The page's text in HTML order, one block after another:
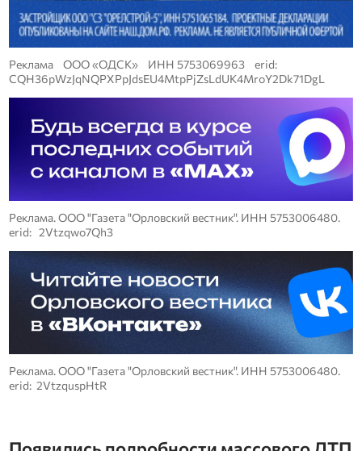
Реклама ООО «ОДСК» ИНН 5753069963 erid:
CQH36pWzJqNQPXPpJdsEU4MtpPjZsLdUK4MroY2Dk71DgL
Реклама. ООО "Газета "Орловский вестник". ИНН 5753006480.
erid: 2Vtzqwo7Qh3
Реклама. ООО "Газета "Орловский вестник". ИНН 5753006480.
erid: 2VtzquspHtR